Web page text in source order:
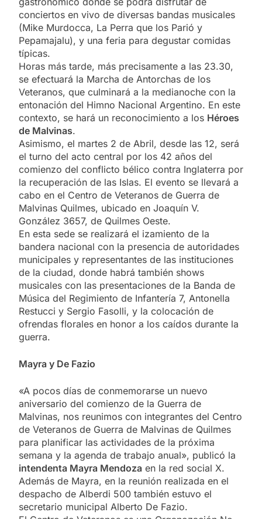
conciertos en vivo de diversas bandas musicales
(Mike Murdocca, La Perra que los Parió y
Pepamajalu), y una feria para degustar comidas
típicas.
Horas más tarde, más precisamente a las 23.30,
se efectuará la Marcha de Antorchas de los
Veteranos, que culminará a la medianoche con la
entonación del Himno Nacional Argentino. En este
contexto, se hará un reconocimiento a los Héroes
de Malvinas.
Asimismo, el martes 2 de Abril, desde las 12, será
el turno del acto central por los 42 años del
comienzo del conflicto bélico contra Inglaterra por
la recuperación de las Islas. El evento se llevará a
cabo en el Centro de Veteranos de Guerra de
Malvinas Quilmes, ubicado en Joaquín V.
González 3657, de Quilmes Oeste.
En esta sede se realizará el izamiento de la
bandera nacional con la presencia de autoridades
municipales y representantes de las instituciones
de la ciudad, donde habrá también shows
musicales con las presentaciones de la Banda de
Música del Regimiento de Infantería 7, Antonella
Restucci y Sergio Fasolli, y la colocación de
ofrendas florales en honor a los caídos durante la
guerra.
Mayra y De Fazio
«A pocos días de conmemorarse un nuevo
aniversario del comienzo de la Guerra de
Malvinas, nos reunimos con integrantes del Centro
de Veteranos de Guerra de Malvinas de Quilmes
para planificar las actividades de la próxima
semana y la agenda de trabajo anual», publicó la
intendenta Mayra Mendoza en la red social X.
Además de Mayra, en la reunión realizada en el
despacho de Alberdi 500 también estuvo el
secretario municipal Alberto De Fazio.